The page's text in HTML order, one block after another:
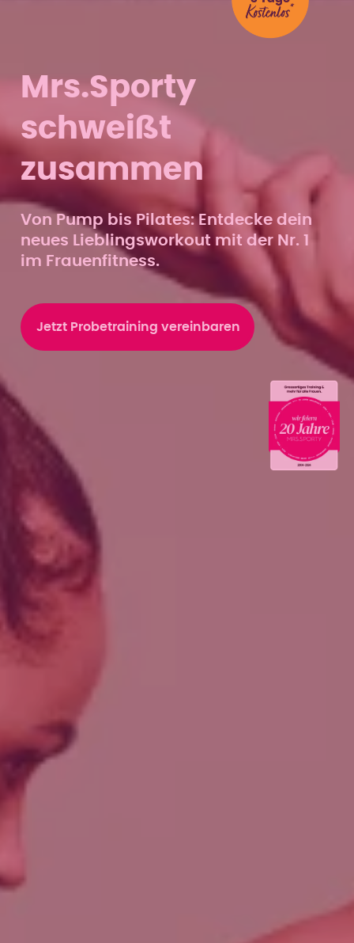
Mrs.Sporty
schweißt
zusammen
Von Pump bis Pilates: Entdecke dein
neues Lieblingsworkout mit der Nr. 1
im Frauenfitness.
Jetzt Probetraining vereinbaren